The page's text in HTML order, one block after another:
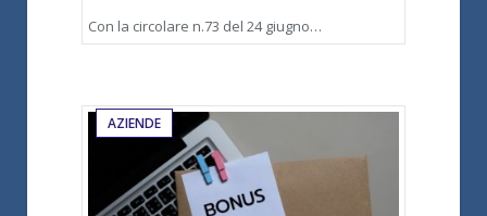
Con la circolare n.73 del 24 giugno…
AZIENDE